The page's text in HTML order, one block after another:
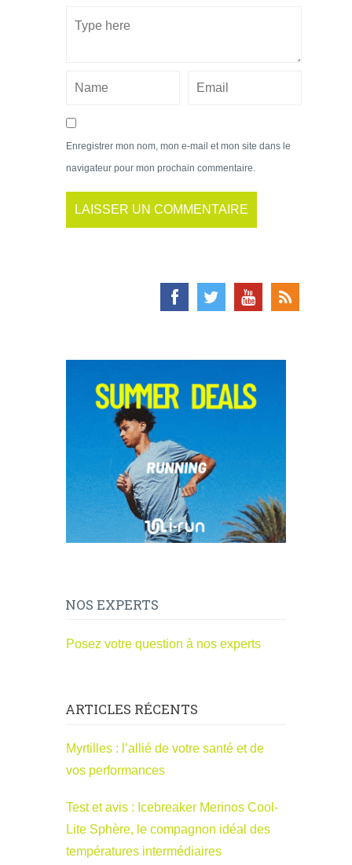
Enregistrer mon nom, mon e-mail et mon site dans le
navigateur pour mon prochain commentaire.
NOS EXPERTS
Posez votre question à nos experts
ARTICLES RÉCENTS
Myrtilles : l’allié de votre santé et de
vos performances
Test et avis : Icebreaker Merinos Cool-
Lite Sphère, le compagnon idéal des
températures intermédiaires